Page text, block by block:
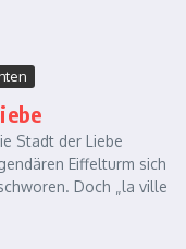
Stadt der Liebe
Eiffelturm sich
Doch „la ville